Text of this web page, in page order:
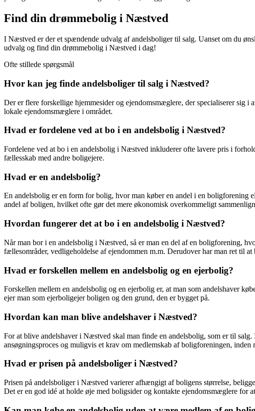
Find din drømmebolig i Næstved
I Næstved er der et spændende udvalg af andelsboliger til salg. Uanset om du
udvalg og find din drømmebolig i Næstved i dag!
Ofte stillede spørgsmål
Hvor kan jeg finde andelsboliger til salg i Næstved?
Der er flere forskellige hjemmesider og ejendomsmæglere, der specialiserer sig
lokale ejendomsmæglere i området.
Hvad er fordelene ved at bo i en andelsbolig i Næstved?
Fordelene ved at bo i en andelsbolig i Næstved inkluderer ofte lavere pris i
fællesskab med andre boligejere.
Hvad er en andelsbolig?
En andelsbolig er en form for bolig, hvor man køber en andel i en boligforening
andel af boligen, hvilket ofte gør det mere økonomisk overkommeligt
Hvordan fungerer det at bo i en andelsbolig i Næstved?
Når man bor i en andelsbolig i Næstved, så er man en del af en boligforening,
fællesområder, vedligeholdelse af ejendommen m.m. Derudover har man ret til at
Hvad er forskellen mellem en andelsbolig og en ejerbolig?
Forskellen mellem en andelsbolig og en ejerbolig er, at man som andelshaver
ejer man som ejerboligejer boligen og den grund, den er bygget på.
Hvordan kan man blive andelshaver i Næstved?
For at blive andelshaver i Næstved skal man finde en andelsbolig, som er til
ansøgningsproces og muligvis et krav om medlemskab af boligforeningen, inden
Hvad er prisen på andelsboliger i Næstved?
Prisen på andelsboliger i Næstved varierer afhængigt af boligens størrelse,
Det er en god idé at holde øje med boligsider og kontakte ejendomsmæglere for